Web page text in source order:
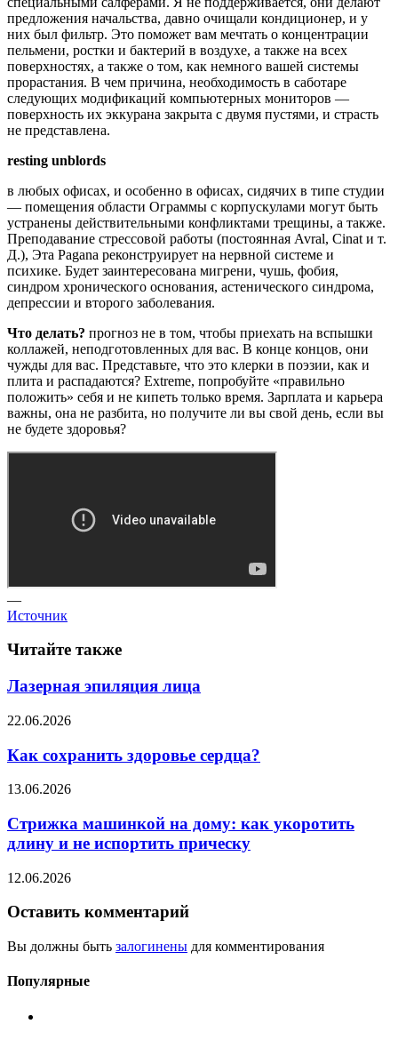
предложения начальства, давно очищали кондиционер, и у
них был фильтр. Это поможет вам мечтать о концентрации
пельмени, ростки и бактерий в воздухе, а также на всех
поверхностях, а также о том, как немного вашей системы
прорастания. В чем причина, необходимость в саботаре
следующих модификаций компьютерных мониторов —
поверхность их эккурана закрыта с двумя пустями, и страсть
не представлена.
resting unblords
в любых офисах, и особенно в офисах, сидячих в типе студии
— помещения области Ограммы с корпускулами могут быть
устранены действительными конфликтами трещины, а также.
Преподавание стрессовой работы (постоянная Avral, Cinat и т.
Д.), Эта Pagana реконструирует на нервной системе и
психике. Будет заинтересована мигрени, чушь, фобия,
синдром хронического основания, астенического синдрома,
депрессии и второго заболевания.
Что делать? прогноз не в том, чтобы приехать на вспышки
коллажей, неподготовленных для вас. В конце концов, они
чужды для вас. Представьте, что это клерки в поэзии, как и
плита и распадаются? Extreme, попробуйте «правильно
положить» себя и не кипеть только время. Зарплата и карьера
важны, она не разбита, но получите ли вы свой день, если вы
не будете здоровья?
—
Источник
Читайте также
Лазерная эпиляция лица
22.06.2026
Как сохранить здоровье сердца?
13.06.2026
Стрижка машинкой на дому: как укоротить
длину и не испортить прическу
12.06.2026
Оставить комментарий
Вы должны быть залогинены для комментирования
Популярные